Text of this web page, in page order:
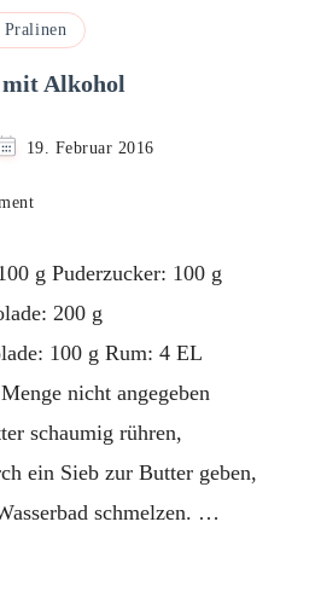
Alkohol
19. Februar 2016
on
mit
Alkohol
g Puderzucker: 100 g
200 g
100 g Rum: 4 EL
nicht angegeben
schaumig rühren,
ein Sieb zur Butter geben,
schmelzen. …